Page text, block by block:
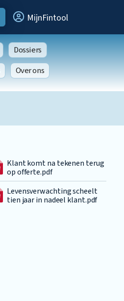
MijnFintool
Dossiers
Over ons
Klant komt na tekenen terug
op offerte.pdf
Levensverwachting scheelt
tien jaar in nadeel klant.pdf